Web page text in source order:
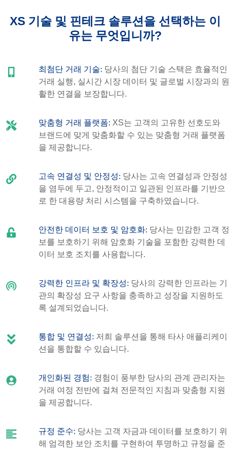
XS 기술 및 핀테크 솔루션을 선택하는 이
유는 무엇입니까?
최첨단 거래 기술: 당사의 첨단 기술 스택은 효율적인
거래 실행, 실시간 시장 데이터 및 글로벌 시장과의 원
활한 연결을 보장합니다.
맞춤형 거래 플랫폼: XS는 고객의 고유한 선호도와
브랜드에 맞게 맞춤화할 수 있는 맞춤형 거래 플랫폼
을 제공합니다.
고속 연결성 및 안정성: 당사는 고속 연결성과 안정성
을 염두에 두고, 안정적이고 일관된 인프라를 기반으
로 한 대용량 처리 시스템을 구축하였습니다.
안전한 데이터 보호 및 암호화: 당사는 민감한 고객 정
보를 보호하기 위해 암호화 기술을 포함한 강력한 데
이터 보호 조치를 사용합니다.
강력한 인프라 및 확장성: 당사의 강력한 인프라는 기
관의 확장성 요구 사항을 충족하고 성장을 지원하도
록 설계되었습니다.
통합 및 연결성: 저희 솔루션을 통해 타사 애플리케이
션을 통합할 수 있습니다.
개인화된 경험: 경험이 풍부한 당사의 관계 관리자는
거래 여정 전반에 걸쳐 전문적인 지침과 맞춤형 지원
을 제공합니다.
규정 준수: 당사는 고객 자금과 데이터를 보호하기 위
해 엄격한 보안 조치를 구현하여 투명하고 규정을 준